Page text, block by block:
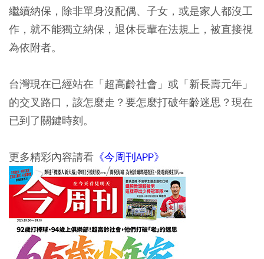
繼續納保，除非單身沒配偶、子女，或是家人都沒工
作，就不能獨立納保，退休長輩在法規上，被直接視
為依附者。
台灣現在已經站在「超高齡社會」或「新長壽元年」
的交叉路口，該怎麼走？要怎麼打破年齡迷思？現在
已到了關鍵時刻。
更多精彩內容請看 《今周刊APP》